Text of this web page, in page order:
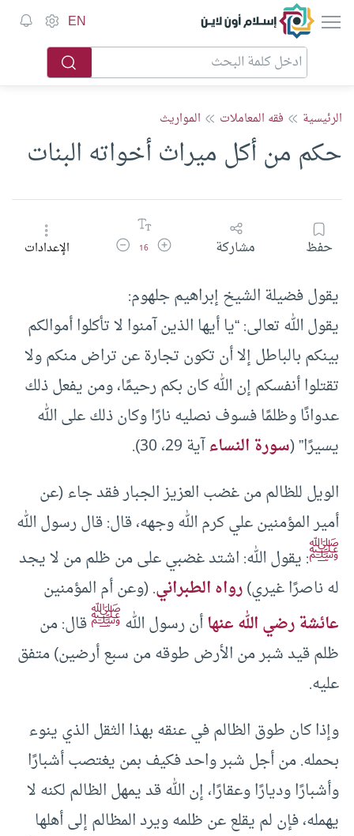
إسلام أون لاين EN
الرئيسية فقه المعاملات المواريث
حكم من أكل ميراث أخواته البنات
حفظ مشاركة زيادة حجم الخط
16 تقليل حجم الخطالإعدادات
يقول فضيلة الشيخ إبراهيم جلهوم:
يقول الله تعالى: “يا أيها الذين آمنوا لا تأكلوا أموالكم
بينكم بالباطل إلا أن تكون تجارة عن تراض منكم ولا
تقتلوا أنفسكم إن الله كان بكم رحيمًا، ومن يفعل ذلك
عدوانًا وظلمًا فسوف نصليه نارًا وكان ذلك على الله
يسيرًا” (سورة النساءآية 29، 30).
الويل للظالم من غضب العزيز الجبار فقد جاء (عن
أمير المؤمنين علي كرم الله وجهه، قال: قال رسول الله
ﷺ: يقول الله: اشتد غضبي على من ظلم من لا يجد
له ناصرًا غيري)رواه الطبراني. (وعن أم المؤمنين
عائشة رضي الله عنهاأن رسول اللهﷺقال: من
ظلم قيد شبر من الأرض طوقه من سبع أرضين) متفق
عليه.
وإذا كان طوق الظالم في عنقه بهذا الثقل الذي ينوء
بحمله. من أجل شبر واحد فكيف بمن يغتصب أشبارًا
وأشبارًا وديارًا وعقارًا، إن الله قد يمهل الظالم لكنه لا
يهمله، فإن لم يقلع عن ظلمه ويرد المظالم إلى أهلها